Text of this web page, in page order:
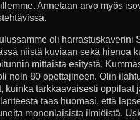
Annetaan arvo myös
oli harrastuskaverini
niistä kuviaan sekä hienoa
mittaista esitystä.
noin 80 opettajineen. Olin
kuinka tarkkaavaisesti oppilaat
taas huomasi, että
monenlaisista ilmiöistä.